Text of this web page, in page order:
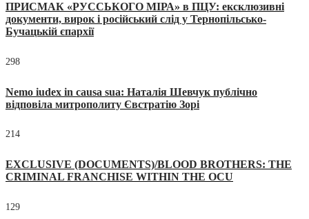
ПРИСМАК «РУССЬКОГО МІРА» в ПЦУ: ексклюзивні
документи, вирок і російський слід у Тернопільсько-
Бучацькій єпархії
298
Nemo iudex in causa sua: Наталія Шевчук публічно
відповіла митрополиту Євстратію Зорі
214
EXCLUSIVE (DOCUMENTS)/BLOOD BROTHERS: THE
CRIMINAL FRANCHISE WITHIN THE OCU
129